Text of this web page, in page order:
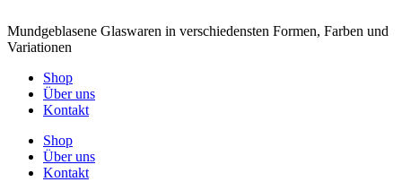
Mundgeblasene Glaswaren in verschiedensten Formen, Farben und
Variationen
Shop
Über uns
Kontakt
Shop
Über uns
Kontakt